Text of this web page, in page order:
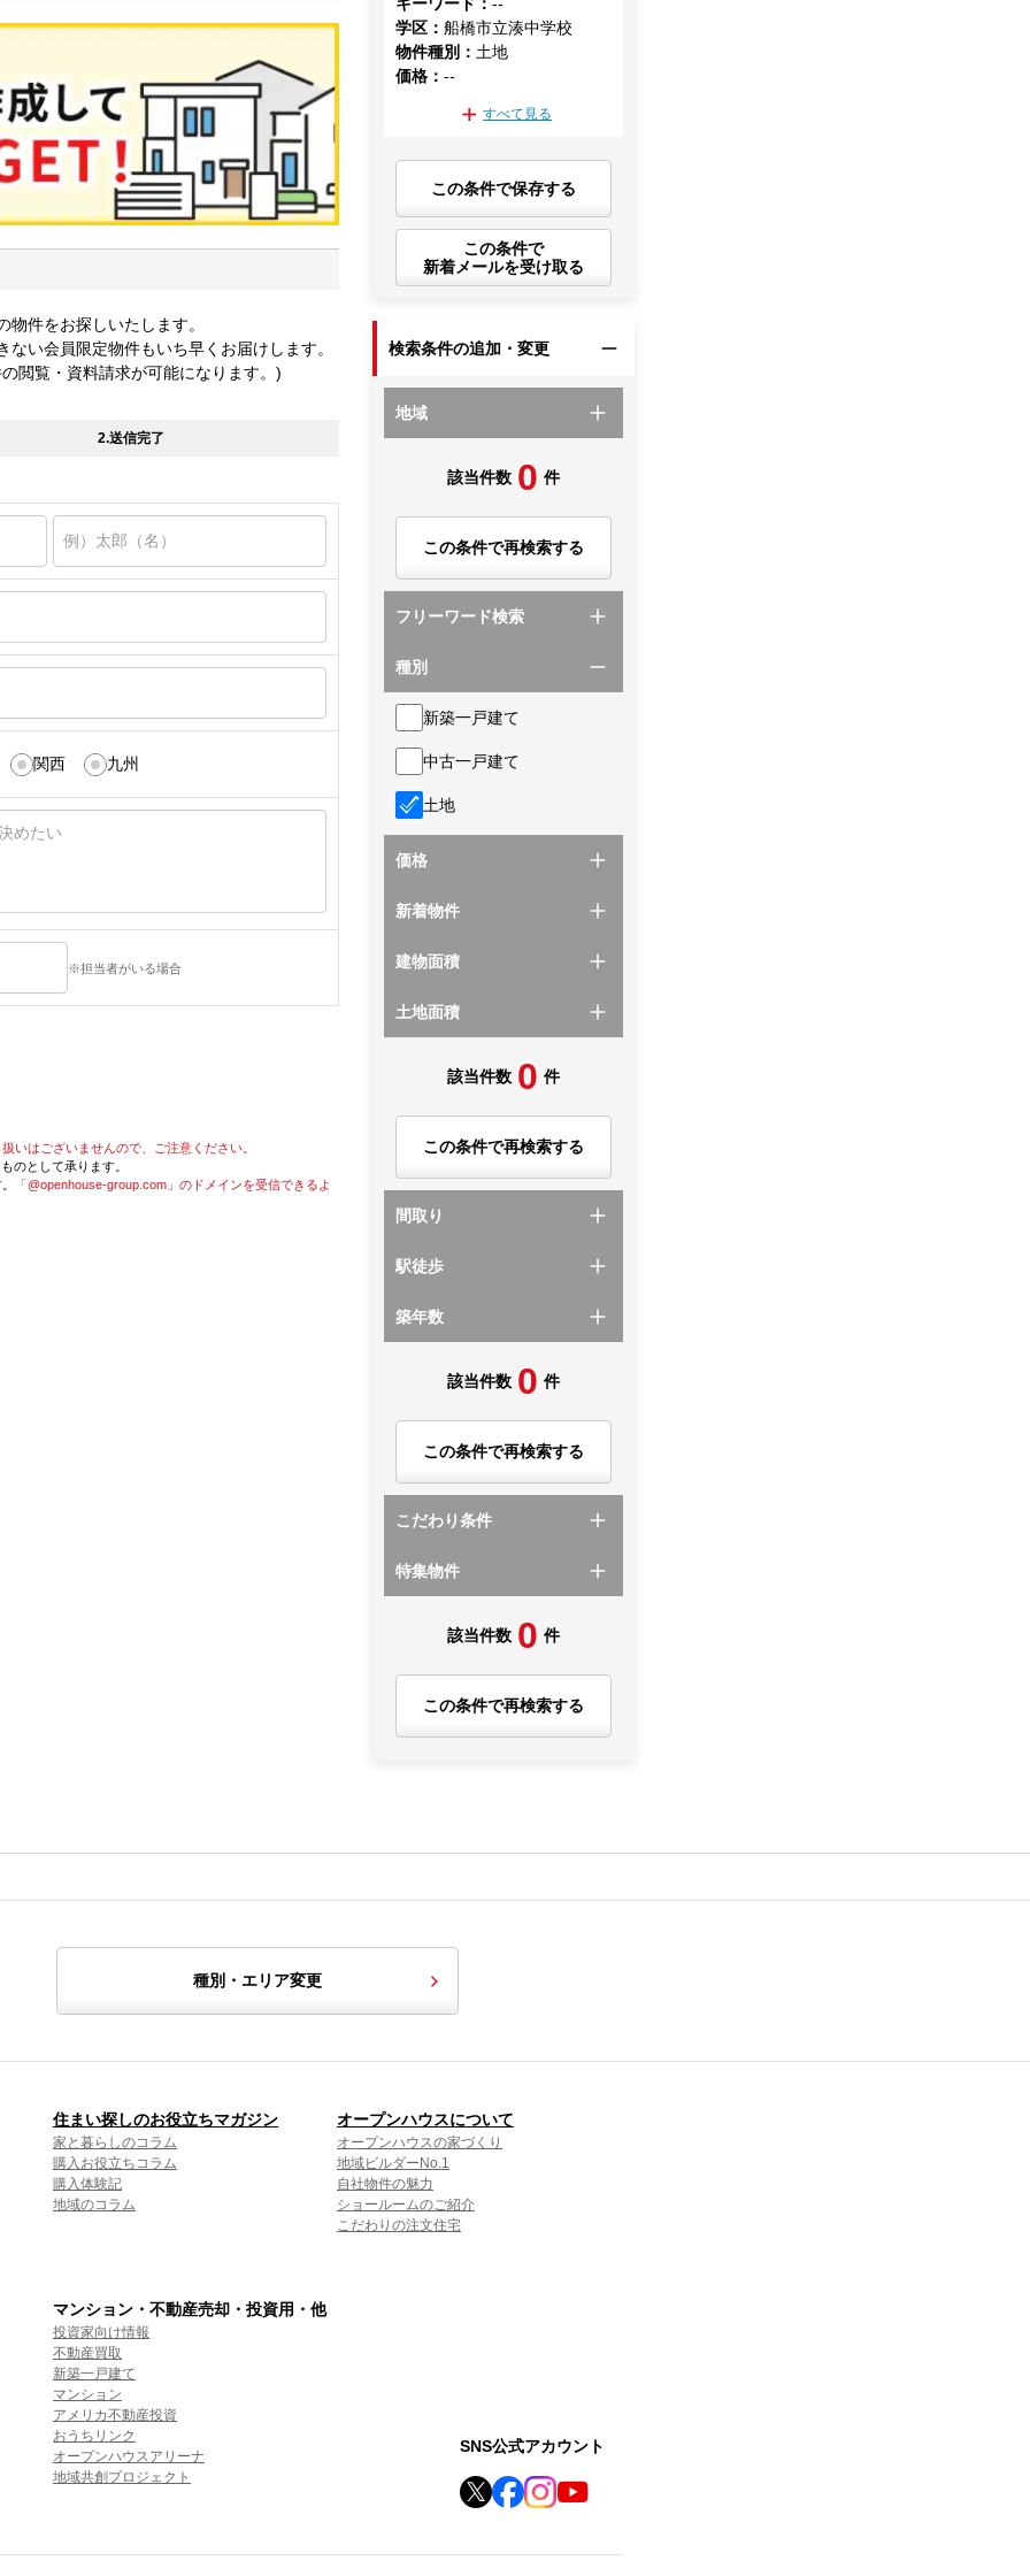
件をお探しいたします。
い会員限定物件もいち早くお届けします。
閲覧・資料請求が可能になります。)
2.送信完了
関西 九州
※担当者がいる場合
いはございませんので、ご注意ください。
のとして承ります。
「@openhouse-group.com」のドメインを受信できるよ
学区 ：船橋市立湊中学校
物件種別 ： 土地
価格 ：--
すべて見る
この条件で保存する
この条件で
新着メールを受け取る
検索条件の追加・変更
地域
該当件数 0 件
この条件で再検索する
フリーワード検索
種別
新築一戸建て
中古一戸建て
土地
価格
新着物件
建物面積
土地面積
該当件数 0 件
この条件で再検索する
間取り
駅徒歩
築年数
該当件数 0 件
この条件で再検索する
こだわり条件
特集物件
該当件数 0 件
この条件で再検索する
種別・エリア変更
住まい探しのお役立ちマガジン
家と暮らしのコラム
購入お役立ちコラム
購入体験記
地域のコラム
オープンハウスについて
オープンハウスの家づくり
地域ビルダーNo.1
自社物件の魅力
ショールームのご紹介
こだわりの注文住宅
マンション・不動産売却・投資用・他
投資家向け情報
不動産買取
新築一戸建て
マンション
アメリカ不動産投資
おうちリンク
オープンハウスアリーナ
地域共創プロジェクト
SNS公式アカウント